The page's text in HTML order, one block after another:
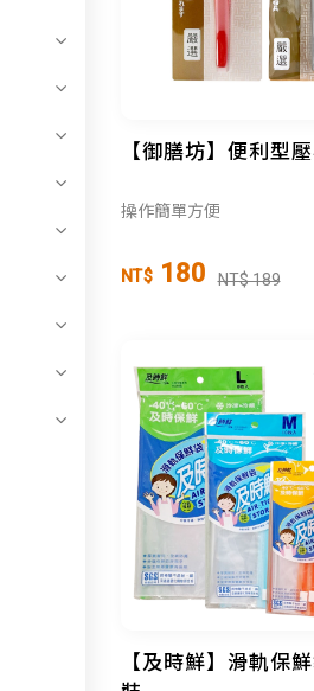
【御膳坊】便利型
操作簡單方便
NT$ 180 NT$ 189
【及時鮮】滑軌保